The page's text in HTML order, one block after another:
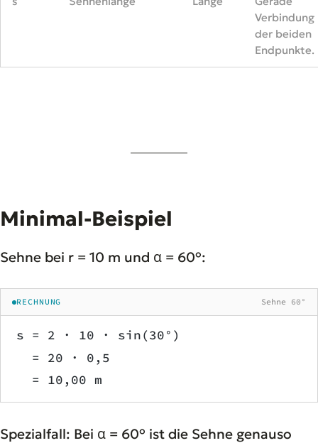
Verbindung
der beiden
Endpunkte.
Minimal-Beispiel
Sehne bei r = 10 m und α = 60°:
RECHNUNG Sehne 60°
s = 2 · 10 · sin(30°)
  = 20 · 0,5
  = 10,00 m
Spezialfall: Bei α = 60° ist die Sehne genauso